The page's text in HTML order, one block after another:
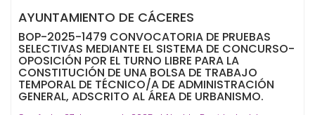
AYUNTAMIENTO DE CÁCERES
BOP-2025-1479 CONVOCATORIA DE PRUEBAS
SELECTIVAS MEDIANTE EL SISTEMA DE CONCURSO-
OPOSICIÓN POR EL TURNO LIBRE PARA LA
CONSTITUCIÓN DE UNA BOLSA DE TRABAJO
TEMPORAL DE TÉCNICO/A DE ADMINISTRACIÓN
GENERAL, ADSCRITO AL ÁREA DE URBANISMO.